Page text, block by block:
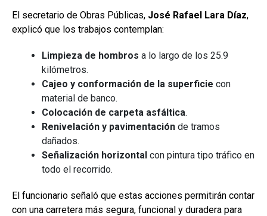
El secretario de Obras Públicas, José Rafael Lara Díaz,
explicó que los trabajos contemplan:
Limpieza de hombros a lo largo de los 25.9
kilómetros.
Cajeo y conformación de la superficie con
material de banco.
Colocación de carpeta asfáltica.
Renivelación y pavimentación de tramos
dañados.
Señalización horizontal con pintura tipo tráfico en
todo el recorrido.
El funcionario señaló que estas acciones permitirán contar
con una carretera más segura, funcional y duradera para